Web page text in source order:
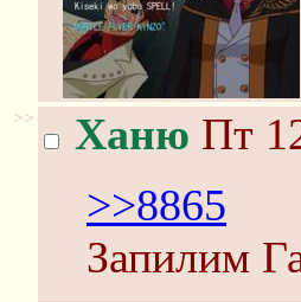
>> Ханю Пт
>>8865
Запилим